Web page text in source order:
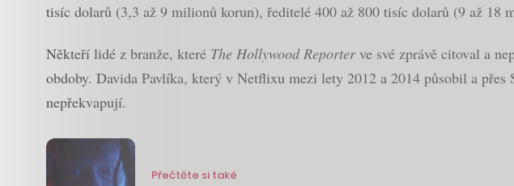
tisíc dolarů (3,3 až 9 milionů korun), ředitelé 400 až 800 tisíc dolarů (9 až
Někteří lidé z branže, které The Hollywood Reporterve své zprávě citoval a
obdoby. Davida Pavlíka, který v Netflixu mezi lety 2012 a 2014 působil a přes
nepřekvapují.
Přečtěte si také